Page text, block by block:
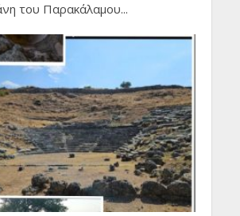
του Παρακάλαμου...